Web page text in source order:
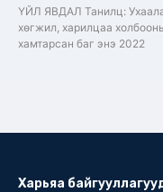
ҮЙЛ ЯВДАЛ Танилц:
хөгжил, харилцаа
хамтарсан баг энэ 2022
Харьяа